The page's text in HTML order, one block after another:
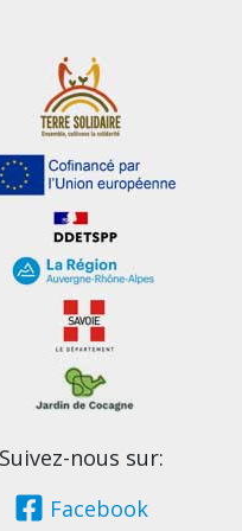
Suivez-nous sur:
Facebook